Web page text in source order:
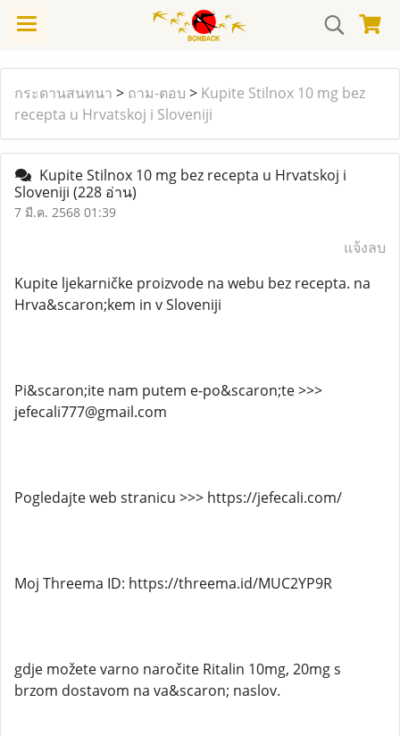
กระดานสนทนา > ถาม-ตอบ > Kupite Stilnox 10 mg bez
recepta u Hrvatskoj i Sloveniji
Kupite Stilnox 10 mg bez recepta u Hrvatskoj i
Sloveniji (228 อ่าน)
7 มี.ค. 2568 01:39
แจ้งลบ
Kupite ljekarničke proizvode na webu bez recepta. na
Hrva&scaron;kem in v Sloveniji
Pi&scaron;ite nam putem e-po&scaron;te >>>
jefecali777@gmail.com
Pogledajte web stranicu >>> https://jefecali.com/
Moj Threema ID: https://threema.id/MUC2YP9R
gdje možete varno naročite Ritalin 10mg, 20mg s
brzom dostavom na va&scaron; naslov.